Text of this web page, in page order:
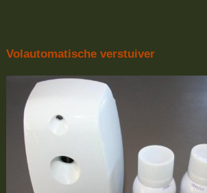
Volautomatische verstuiver